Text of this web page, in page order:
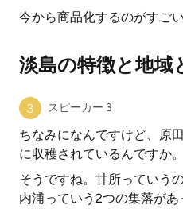
今から商品化するのがすご
淡島の特徴と地域
スピーカー 3
ちなみになんですけど、原
に収穫されているんですか。
そうですね。甘所っていう
内浦っていう2つの集落が